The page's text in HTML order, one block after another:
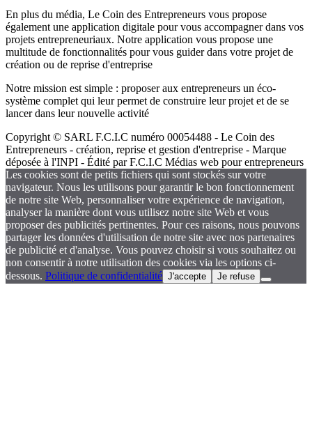
En plus du média, Le Coin des Entrepreneurs vous propose
également une application digitale pour vous accompagner dans vos
projets entrepreneuriaux. Notre application vous propose une
multitude de fonctionnalités pour vous guider dans votre projet de
création ou de reprise d'entreprise
Notre mission est simple : proposer aux entrepreneurs un éco-
système complet qui leur permet de construire leur projet et de se
lancer dans leur nouvelle activité
Copyright © SARL F.C.I.C numéro 00054488 - Le Coin des
Entrepreneurs - création, reprise et gestion d'entreprise - Marque
déposée à l'INPI - Édité par F.C.I.C Médias web pour entrepreneurs
Les cookies sont de petits fichiers qui sont stockés sur votre
navigateur. Nous les utilisons pour garantir le bon fonctionnement
de notre site Web, personnaliser votre expérience de navigation,
analyser la manière dont vous utilisez notre site Web et vous
proposer des publicités pertinentes. Pour ces raisons, nous pouvons
partager les données d'utilisation de notre site avec nos partenaires
de publicité et d'analyse. Vous pouvez choisir si vous souhaitez ou
non consentir à notre utilisation des cookies via les options ci-
dessous. Politique de confidentialité J'accepte Je refuse